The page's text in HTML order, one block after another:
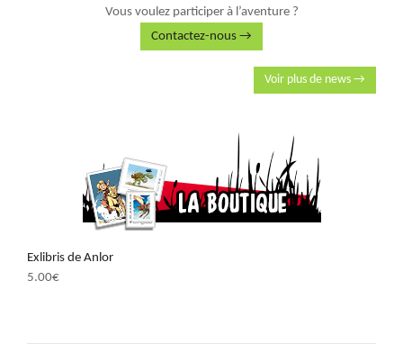
Vous voulez participer à l’aventure ?
Contactez-nous →
Voir plus de news →
Exlibris de Anlor
5.00€